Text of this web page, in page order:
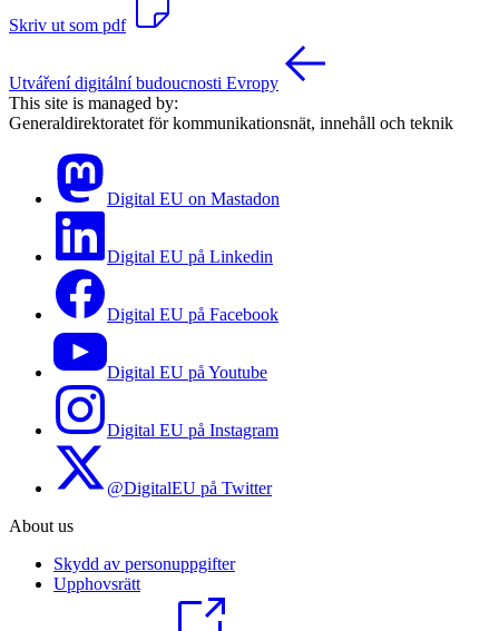
Skriv ut som pdf
Utváření digitální budoucnosti Evropy
This site is managed by:
Generaldirektoratet för kommunikationsnät, innehåll och teknik
Digital EU on Mastadon
Digital EU på Linkedin
Digital EU på Facebook
Digital EU på Youtube
Digital EU på Instagram
@DigitalEU på Twitter
About us
Skydd av personuppgifter
Upphovsrätt